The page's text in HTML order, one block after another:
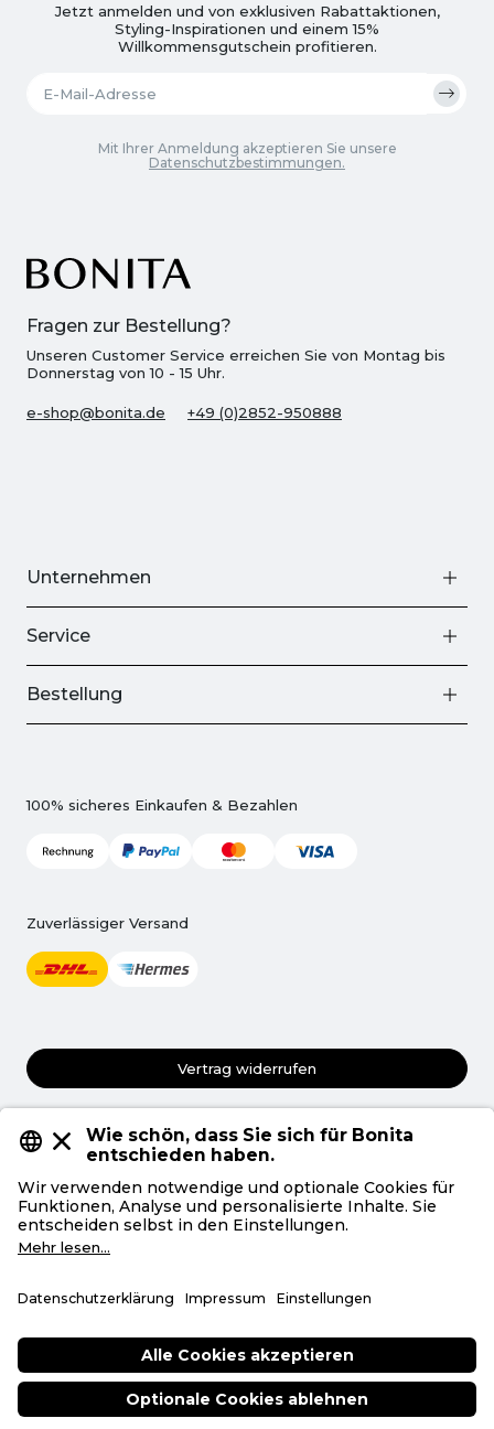
Fragen zur Bestellung?
Unseren Customer Service erreichen Sie von Montag bis
Donnerstag von 10 - 15 Uhr.
e-shop@bonita.de +49 (0)2852-950888
Jetzt anmelden und von exklusiven Rabattaktionen,
Styling-Inspirationen und einem 15%
Willkommensgutschein profitieren.
Mit Ihrer Anmeldung akzeptieren Sie unsere
Datenschutzbestimmungen.
Unternehmen
Service
Bestellung
100% sicheres Einkaufen & Bezahlen
Zuverlässiger Versand
Vertrag widerrufen
AGB
Datenschutz
Privatsphäre
Deutsch